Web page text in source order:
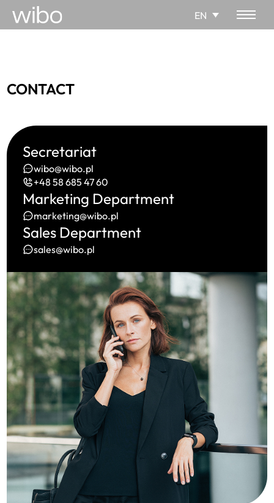
EN
CONTACT
Secretariat
wibo@wibo.pl
+48 58 685 47 60
Marketing Department
marketing@wibo.pl
Sales Department
sales@wibo.pl